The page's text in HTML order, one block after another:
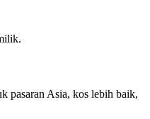
pasaran Asia, kos lebih baik,